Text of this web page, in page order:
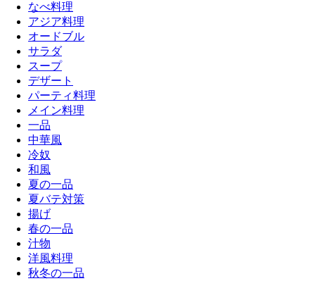
なべ料理
アジア料理
オードブル
サラダ
スープ
デザート
パーティ料理
メイン料理
一品
中華風
冷奴
和風
夏の一品
夏バテ対策
揚げ
春の一品
汁物
洋風料理
秋冬の一品